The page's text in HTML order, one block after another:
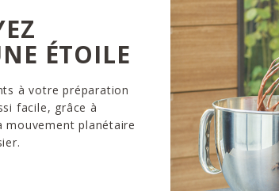
ÉTOILE
à votre préparation
facile, grâce à
mouvement planétaire